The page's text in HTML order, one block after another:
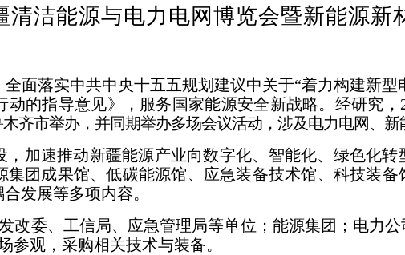
清洁能源与电力电网博览会暨新能源新
面落实中共中央十五五规划建议中关于“着力构建新型
的指导意见》，服务国家能源安全新战略。经研究，
齐市举办，并同期举办多场会议活动，涉及电力电网、新
，加速推动新疆能源产业向数字化、智能化、绿色化
集团成果馆、低碳能源馆、应急装备技术馆、科技装
发展等多项内容。
改委、工信局、应急管理局等单位；能源集团；电力
参观，采购相关技术与装备。